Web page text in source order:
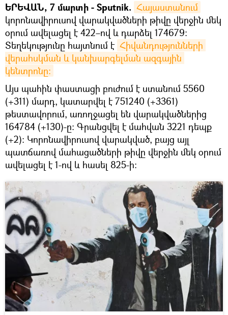
ԵՐԵՎԱՆ, 7 մարտի - Sputnik. Հայաստանում
կորոնավիրուսով վարակվածների թիվը վերջին մեկ
օրում ավելացել է 422–ով և դարձել 174679։
Տեղեկությունը հայտնում է Հիվանդությունների
վերահսկման և կանխարգելման ազգային
կենտրոնը։
Այս պահին փաստացի բուժում է ստանում 5560
(+311) մարդ, կատարվել է 751240 (+3361)
թեստավորում, առողջացել են վարակվածներից
164784 (+130)-ը։ Գրանցվել է մահվան 3221 դեպք
(+2)։ Կորոնավիրուսով վարակված, բայց այլ
պատճառով մահացածների թիվը վերջին մեկ օրում
ավելացել է 1-ով և հասել 825-ի։